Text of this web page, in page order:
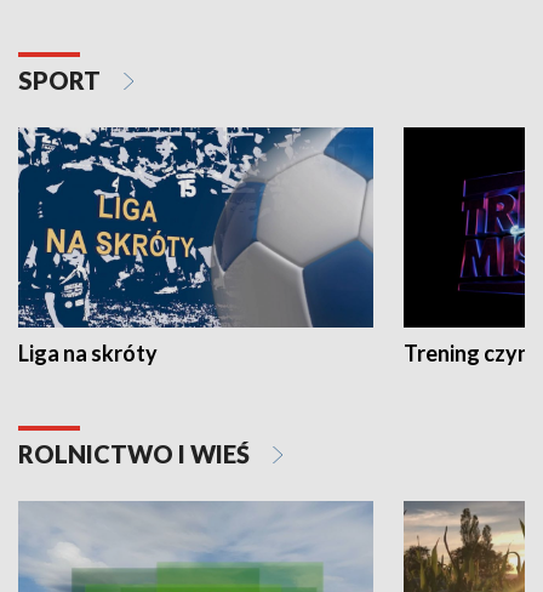
SPORT
Liga na skróty Trening czyni
ROLNICTWO I WIEŚ